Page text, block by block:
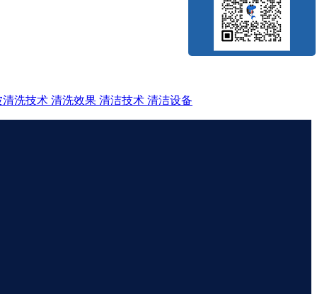
清洗技术 清洗效果 清洁技术 清洁设备